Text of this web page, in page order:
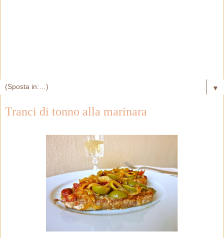
▼
Tranci di tonno alla marinara